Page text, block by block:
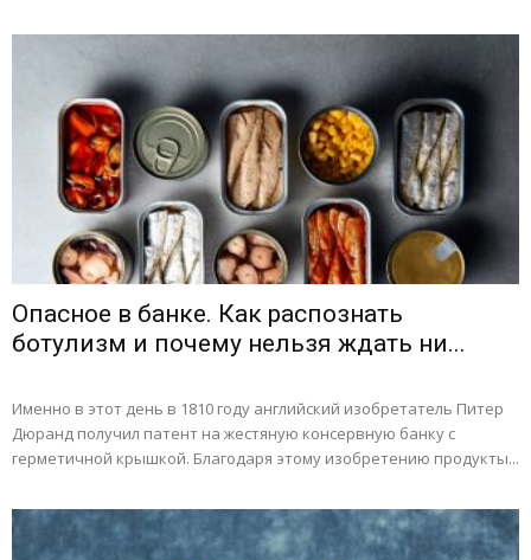
Опасное в банке. Как распознать
ботулизм и почему нельзя ждать ни...
Именно в этот день в 1810 году английский изобретатель Питер
Дюранд получил патент на жестяную консервную банку с
герметичной крышкой. Благодаря этому изобретению продукты...